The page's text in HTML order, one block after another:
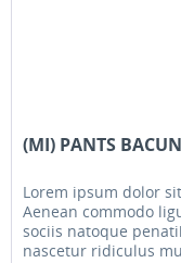
(MI) PANTS BACUN
Lorem ipsum dolor
Aenean commodo
sociis natoque
nascetur ridiculus